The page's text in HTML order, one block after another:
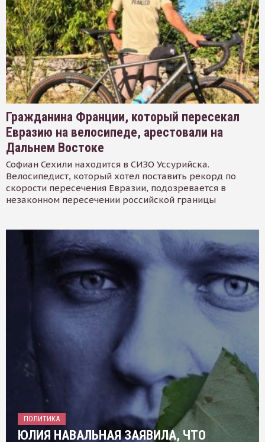
Гражданина Франции, который пересекал
Евразию на велосипеде, арестовали на
Дальнем Востоке
Софиан Сехили находится в СИЗО Уссурийска.
Велосипедист, который хотел поставить рекорд по
скорости пересечения Евразии, подозревается в
незаконном пересечении российской границы
ПОЛИТИКА
ЮЛИЯ НАВАЛЬНАЯ ЗАЯВИЛА, ЧТО